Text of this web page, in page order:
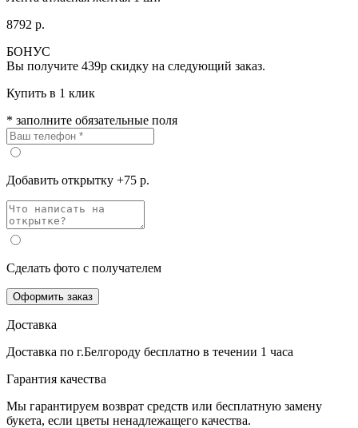
8792 р.
БОНУС
Вы получите 439р скидку на следующий заказ.
Купить в 1 клик
* заполните обязательные поля
Добавить открытку +75 р.
Сделать фото с получателем
Оформить заказ
Доставка
Доставка по г.Белгороду бесплатно в течении 1 часа
Гарантия качества
Мы гарантируем возврат средств или бесплатную замену
букета, если цветы ненадлежащего качества.